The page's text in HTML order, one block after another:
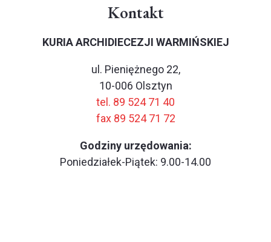
Kontakt
KURIA ARCHIDIECEZJI WARMIŃSKIEJ
ul. Pieniężnego 22,
10-006 Olsztyn
tel. 89 524 71 40
fax 89 524 71 72
Godziny urzędowania:
Poniedziałek-Piątek: 9.00-14.00